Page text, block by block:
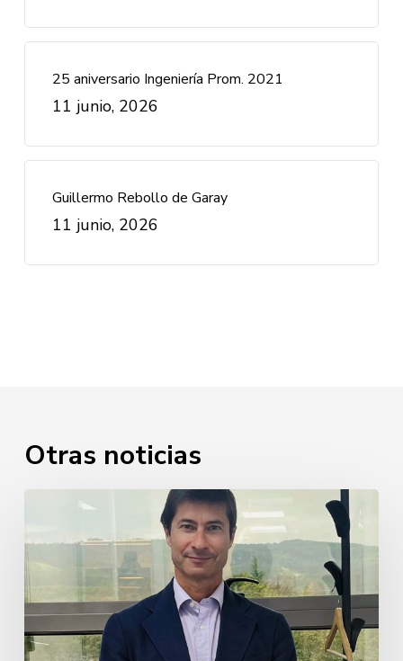
25 aniversario Ingeniería Prom. 2021
11 junio, 2026
Guillermo Rebollo de Garay
11 junio, 2026
Otras noticias